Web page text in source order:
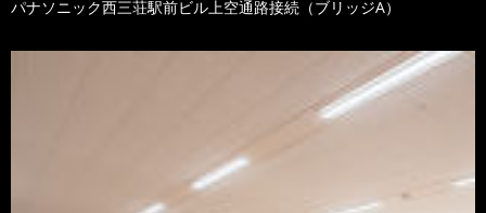
パナソニック西三荘駅前ビル上空通路接続（ブリッジA）